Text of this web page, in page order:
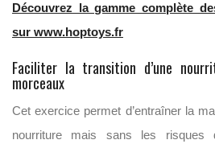
Découvrez la gamme complète
sur www.hoptoys.fr
Faciliter la transition d’une
morceaux
Cet exercice permet d’entraîner la
nourriture mais sans les risques